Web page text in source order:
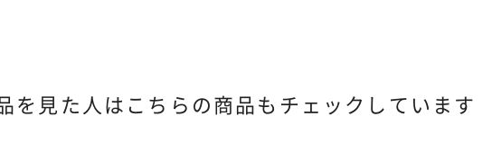
を見た人は こちらの商品もチェックしています